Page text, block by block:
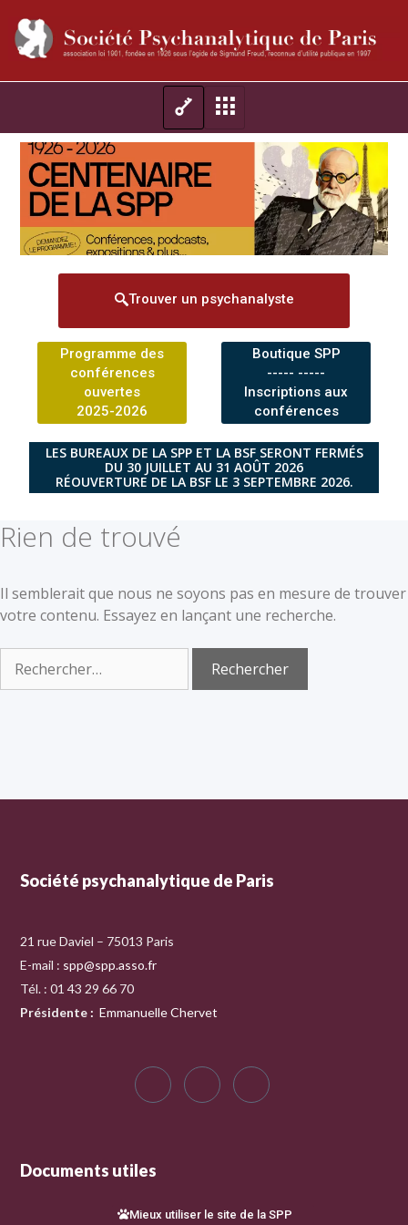
Trouver un psychanalyste
Programme des
conférences
ouvertes
2025-2026
Boutique SPP
----- -----
Inscriptions aux
conférences
LES BUREAUX DE LA SPP ET LA BSF SERONT FERMÉS
DU 30 JUILLET AU 31 AOÛT 2026
RÉOUVERTURE DE LA BSF LE 3 SEPTEMBRE 2026.
Rien de trouvé
Il semblerait que nous ne soyons pas en mesure de trouver
votre contenu. Essayez en lançant une recherche.
Société psychanalytique de Paris
21 rue Daviel – 75013 Paris
E-mail : spp@spp.asso.fr
Tél. : 01 43 29 66 70
Présidente : Emmanuelle Chervet
Documents utiles
Mieux utiliser le site de la SPP